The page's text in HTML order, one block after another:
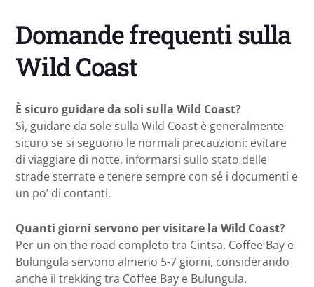
Domande frequenti sulla
Wild Coast
È sicuro guidare da soli sulla Wild Coast?
Sì, guidare da sole sulla Wild Coast è generalmente
sicuro se si seguono le normali precauzioni: evitare
di viaggiare di notte, informarsi sullo stato delle
strade sterrate e tenere sempre con sé i documenti e
un po’ di contanti.
Quanti giorni servono per visitare la Wild Coast?
Per un on the road completo tra Cintsa, Coffee Bay e
Bulungula servono almeno 5-7 giorni, considerando
anche il trekking tra Coffee Bay e Bulungula.